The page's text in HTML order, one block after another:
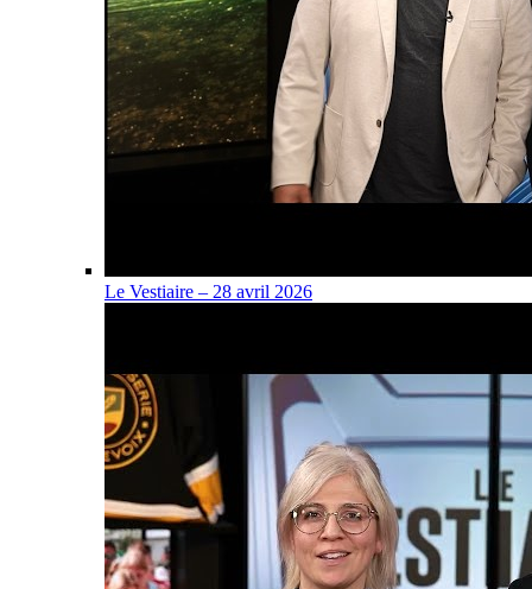
Le Vestiaire – 28 avril 2026